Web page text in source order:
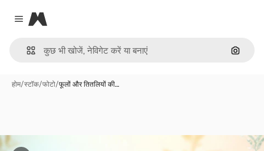
Close menu
Magnific
इमेज से
होम/स्टॉक/फोटो/फूलों और तितलियों की…